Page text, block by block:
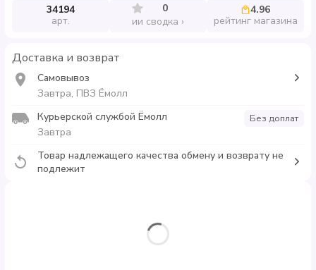
34194
арт.
0
ии сводка
4.96
рейтинг магазина
Доставка и возврат
Самовывоз
Завтра, ПВЗ Ёмолл
Курьерской службой Ёмолл
Завтра
Без доплат
Товар надлежащего качества обмену и возврату не
подлежит